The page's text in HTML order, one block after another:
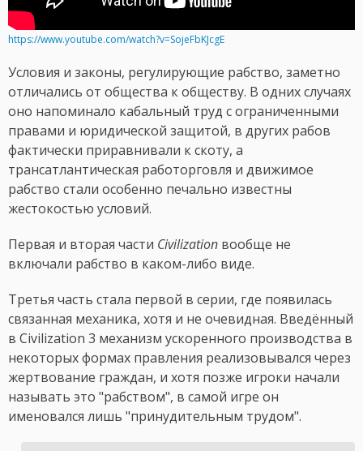
https://www.youtube.com/watch?v=SojeFbKJcgE
Условия и законы, регулирующие рабство, заметно
отличались от общества к обществу. В одних случаях
оно напоминало кабальный труд с ограниченными
правами и юридической защитой, в других рабов
фактически приравнивали к скоту, а
трансатлантическая работорговля и движимое
рабство стали особенно печально известны
жестокостью условий.
Первая и вторая части Civilization вообще не
включали рабство в каком-либо виде.
Третья часть стала первой в серии, где появилась
связанная механика, хотя и не очевидная. Введённый
в Civilization 3 механизм ускоренного производства в
некоторых формах правления реализовывался через
жертвование граждан, и хотя позже игроки начали
называть это "рабством", в самой игре он
именовался лишь "принудительным трудом".